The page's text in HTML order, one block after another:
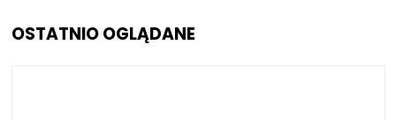
OSTATNIO OGLĄDANE